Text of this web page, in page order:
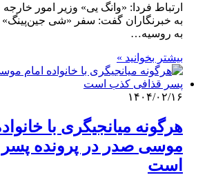
ارتباط فردا: «وانگ یی» وزیر امور
به خبرنگاران گفت: سفر «شی
به روسیه…
بیشتر بخوانید »
۱۴۰۴/۰۲/۱۶
هرگونه میانجیگری با
موسی صدر در پرونده
است